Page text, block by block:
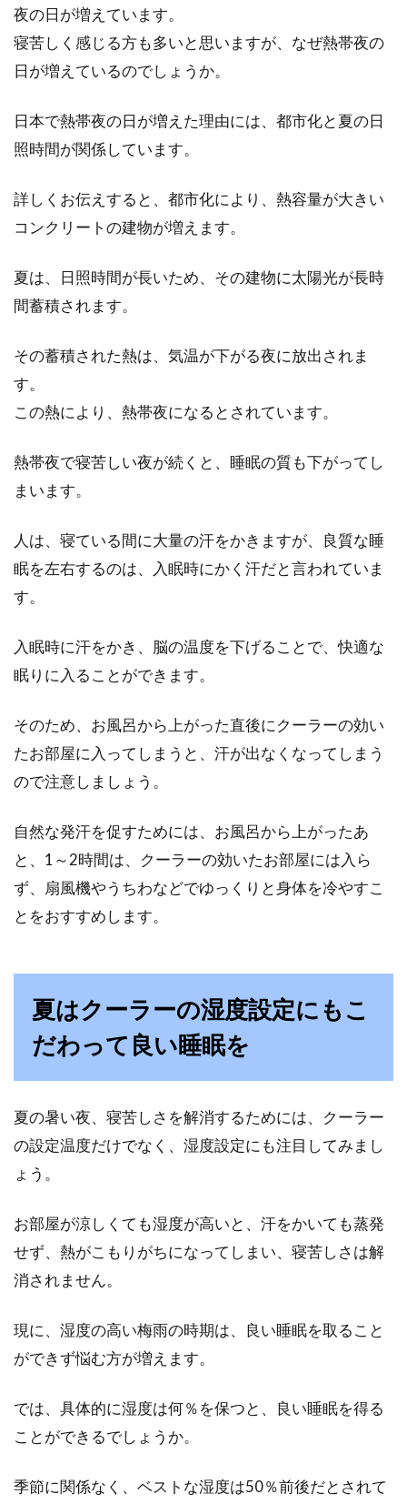
夜の日が増えています。
寝苦しく感じる方も多いと思いますが、なぜ熱帯夜の
日が増えているのでしょうか。
日本で熱帯夜の日が増えた理由には、都市化と夏の日
照時間が関係しています。
詳しくお伝えすると、都市化により、熱容量が大きい
コンクリートの建物が増えます。
夏は、日照時間が長いため、その建物に太陽光が長時
間蓄積されます。
その蓄積された熱は、気温が下がる夜に放出されま
す。
この熱により、熱帯夜になるとされています。
熱帯夜で寝苦しい夜が続くと、睡眠の質も下がってし
まいます。
人は、寝ている間に大量の汗をかきますが、良質な睡
眠を左右するのは、入眠時にかく汗だと言われていま
す。
入眠時に汗をかき、脳の温度を下げることで、快適な
眠りに入ることができます。
そのため、お風呂から上がった直後にクーラーの効い
たお部屋に入ってしまうと、汗が出なくなってしまう
ので注意しましょう。
自然な発汗を促すためには、お風呂から上がったあ
と、1～2時間は、クーラーの効いたお部屋には入ら
ず、扇風機やうちわなどでゆっくりと身体を冷やすこ
とをおすすめします。
夏はクーラーの湿度設定にもこ
だわって良い睡眠を
夏の暑い夜、寝苦しさを解消するためには、クーラー
の設定温度だけでなく、湿度設定にも注目してみまし
ょう。
お部屋が涼しくても湿度が高いと、汗をかいても蒸発
せず、熱がこもりがちになってしまい、寝苦しさは解
消されません。
現に、湿度の高い梅雨の時期は、良い睡眠を取ること
ができず悩む方が増えます。
では、具体的に湿度は何％を保つと、良い睡眠を得る
ことができるでしょうか。
季節に関係なく、ベストな湿度は50％前後だとされて